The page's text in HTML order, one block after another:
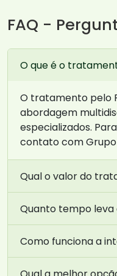
FAQ -
O que é o
O tratamento pelo
abordagem
especializados.
contato com Grupo
Qual o valor do
Quanto tempo
Como funciona a